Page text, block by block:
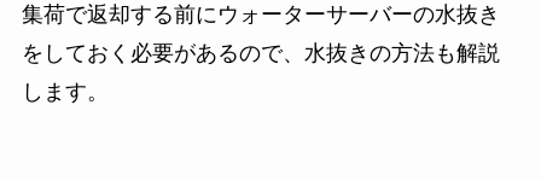
集荷で返却する前にウォーターサーバーの水抜き
をしておく必要があるので、水抜きの方法も解説
します。